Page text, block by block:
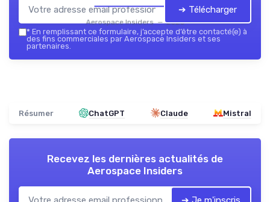
Aerospace Insiders — 2026
➔ Télécharger
* En remplissant ce formulaire, j’accepte d’être contacté(e) à
des fins commerciales par Aerospace Insiders et ses
partenaires.
Résumer ChatGPT Claude Mistral
Recevez les dernières actualités de
Aerospace Insiders